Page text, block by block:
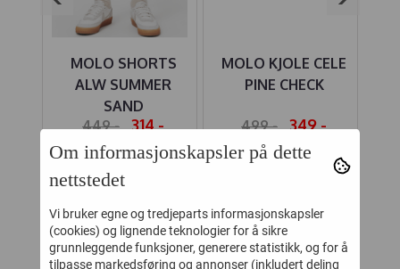
MOLO SHORTS
ALW SUMMER
SAND
449,-
314,-
Kjøp
MOLO KJOLE CELE
PINE CHECK
499,-
349,-
Kjøp
KUNDER SOM SÅ PÅ DETTE SÅ
Om informasjonskapsler på dette
nettstedet
Vi bruker egne og tredjeparts informasjonskapsler
(cookies) og lignende teknologier for å sikre
grunnleggende funksjoner, generere statistikk, og for å
tilpasse markedsføring og annonser (inkludert deling